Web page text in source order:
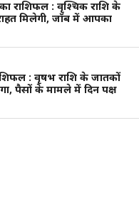
राशिफल : वृश्चिक राशि के
मिलेगी, जॉब में आपका
: वृषभ राशि के जातकों
पैसों के मामले में दिन पक्ष